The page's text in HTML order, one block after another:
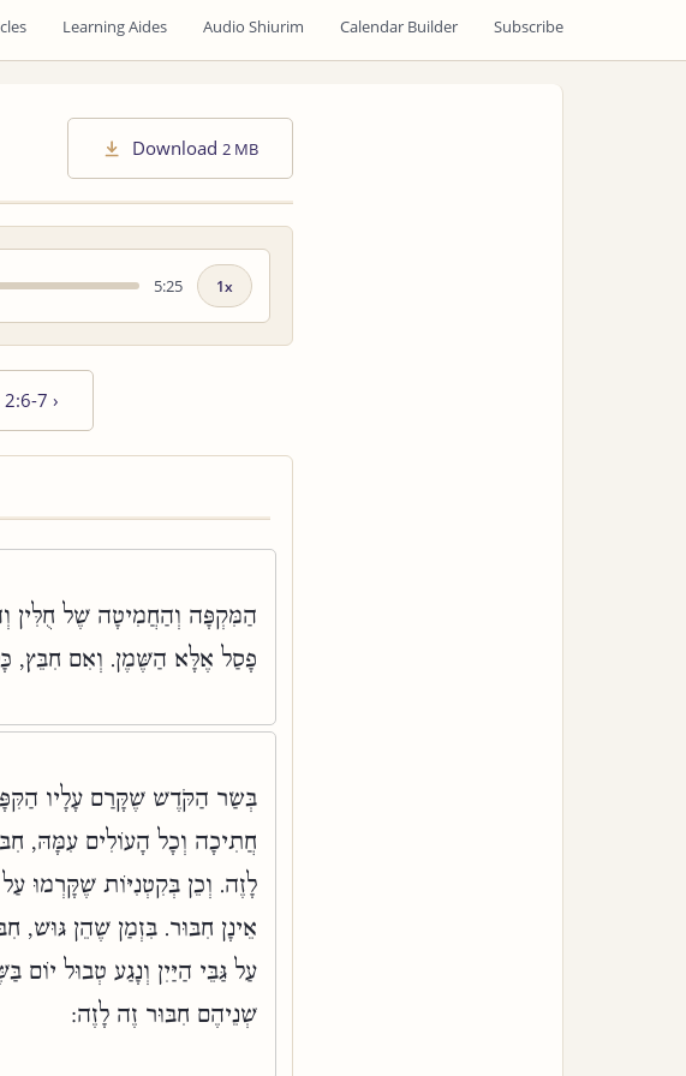
Learning Aides Audio Shiurim Calendar Builder Subscribe
Download 2 MB
5:25
Playback
2:6-7 ›
הַמִּקְפָּה וְהַחֲמִיטָה שֶׁל חֻלִּין
פָסַל אֶלָּא הַשֶּׁמֶן. וְאִם חִבֵּץ,
בְּשַׂר הַקֹּדֶשׁ שֶׁקָּרַם עָלָיו
חֲתִיכָה וְכָל הָעוֹלִים עִמָּהּ,
לָזֶה. וְכֵן בְּקִטְנִיּוֹת שֶׁקָּרְמוּ
אֵינָן חִבּוּר. בִּזְמַן שֶׁהֵן גּוּשׁ,
עַל גַּבֵּי הַיַּיִן וְנָגַע טְבוּל יוֹם
שְׁנֵיהֶם חִבּוּר זֶה לָזֶה: